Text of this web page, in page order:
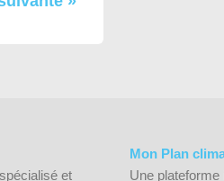
et
Mon Plan
Une plateforme